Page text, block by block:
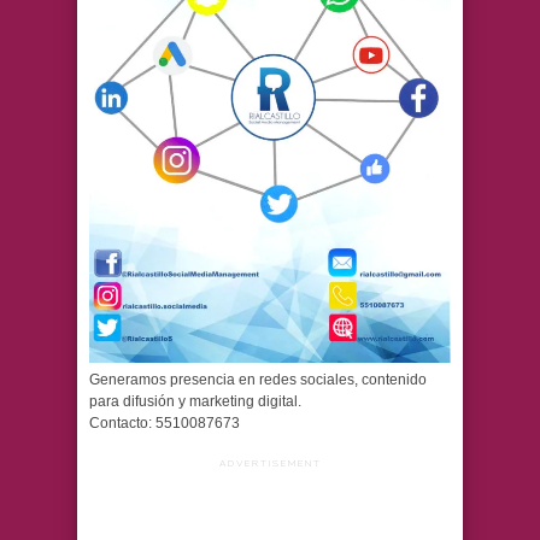
Generamos presencia en redes sociales, contenido
para difusión y marketing digital.
Contacto: 5510087673
ADVERTISEMENT